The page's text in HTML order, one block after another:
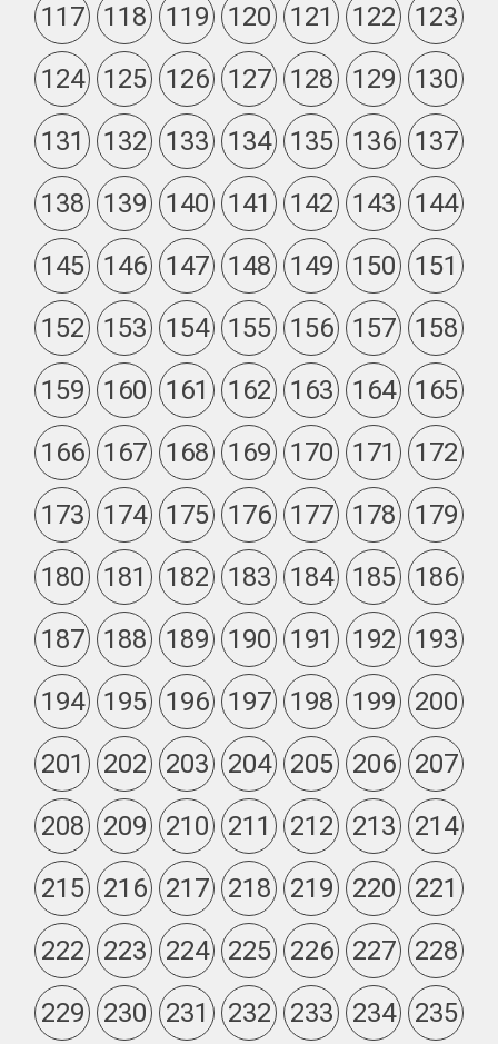
117
118 119 120 121 122
123
124
125 126 127 128 129
130
131
132 133 134 135 136
137
138
139 140 141 142 143
144
145
146 147 148 149 150
151
152
153 154 155 156 157
158
159
160 161 162 163 164
165
166
167 168 169 170 171
172
173
174 175 176 177 178
179
180
181 182 183 184 185
186
187
188 189 190 191 192
193
194
195 196 197 198 199
200
201
202 203 204 205 206
207
208
209 210 211 212 213
214
215
216 217 218 219 220
221
222
223 224 225 226 227
228
229
230 231 232 233 234
235